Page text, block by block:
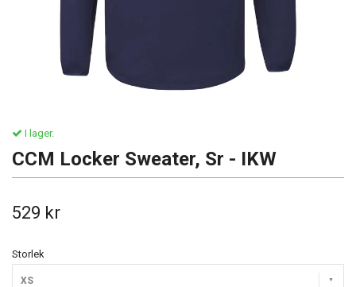
I lager.
CCM Locker Sweater, Sr - IKW
529 kr
Storlek
XS